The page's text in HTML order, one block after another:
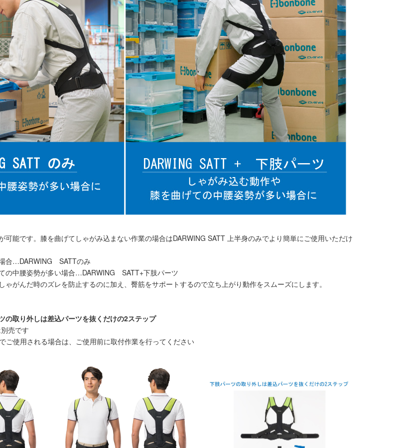
可能です。膝を曲げてしゃがみ込まない作業の場合はDARWING SATT 上半身のみでより簡単にご使用いただけ
合…DARWING SATTのみ
の中腰姿勢が多い場合…DARWING SATT+下肢パーツ
ゃがんだ時のズレを防止するのに加え、臀筋をサポートするので立ち上がり動作をスムーズにします。
取り外しは差込パーツを抜くだけの2ステップ
売です
ご使用される場合は、ご使用前に取付作業を行ってください